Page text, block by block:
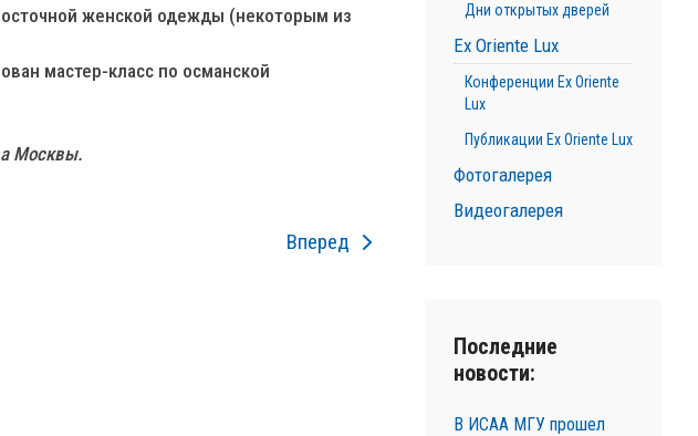
женской одежды (некоторым из
мастер-класс по османской
Москвы.
Вперед
Дни открытых дверей
Ex Oriente Lux
Конференции Ex Oriente
Lux
Публикации Ex Oriente Lux
Фотогалерея
Видеогалерея
Последние
новости:
В ИСАА МГУ прошел